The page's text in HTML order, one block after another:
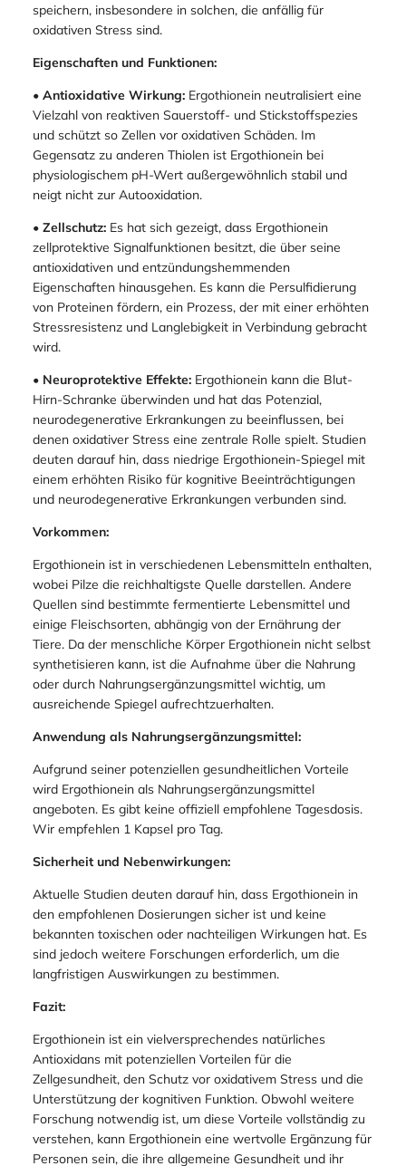
speichern, insbesondere in solchen, die anfällig für
oxidativen Stress sind.
Eigenschaften und Funktionen:
• Antioxidative Wirkung: Ergothionein neutralisiert eine
Vielzahl von reaktiven Sauerstoff- und Stickstoffspezies
und schützt so Zellen vor oxidativen Schäden. Im
Gegensatz zu anderen Thiolen ist Ergothionein bei
physiologischem pH-Wert außergewöhnlich stabil und
neigt nicht zur Autooxidation.
• Zellschutz: Es hat sich gezeigt, dass Ergothionein
zellprotektive Signalfunktionen besitzt, die über seine
antioxidativen und entzündungshemmenden
Eigenschaften hinausgehen. Es kann die Persulfidierung
von Proteinen fördern, ein Prozess, der mit einer erhöhten
Stressresistenz und Langlebigkeit in Verbindung gebracht
wird.
• Neuroprotektive Effekte: Ergothionein kann die Blut-
Hirn-Schranke überwinden und hat das Potenzial,
neurodegenerative Erkrankungen zu beeinflussen, bei
denen oxidativer Stress eine zentrale Rolle spielt. Studien
deuten darauf hin, dass niedrige Ergothionein-Spiegel mit
einem erhöhten Risiko für kognitive Beeinträchtigungen
und neurodegenerative Erkrankungen verbunden sind.
Vorkommen:
Ergothionein ist in verschiedenen Lebensmitteln enthalten,
wobei Pilze die reichhaltigste Quelle darstellen. Andere
Quellen sind bestimmte fermentierte Lebensmittel und
einige Fleischsorten, abhängig von der Ernährung der
Tiere. Da der menschliche Körper Ergothionein nicht selbst
synthetisieren kann, ist die Aufnahme über die Nahrung
oder durch Nahrungsergänzungsmittel wichtig, um
ausreichende Spiegel aufrechtzuerhalten.
Anwendung als Nahrungsergänzungsmittel:
Aufgrund seiner potenziellen gesundheitlichen Vorteile
wird Ergothionein als Nahrungsergänzungsmittel
angeboten. Es gibt keine offiziell empfohlene Tagesdosis.
Wir empfehlen 1 Kapsel pro Tag.
Sicherheit und Nebenwirkungen:
Aktuelle Studien deuten darauf hin, dass Ergothionein in
den empfohlenen Dosierungen sicher ist und keine
bekannten toxischen oder nachteiligen Wirkungen hat. Es
sind jedoch weitere Forschungen erforderlich, um die
langfristigen Auswirkungen zu bestimmen.
Fazit:
Ergothionein ist ein vielversprechendes natürliches
Antioxidans mit potenziellen Vorteilen für die
Zellgesundheit, den Schutz vor oxidativem Stress und die
Unterstützung der kognitiven Funktion. Obwohl weitere
Forschung notwendig ist, um diese Vorteile vollständig zu
verstehen, kann Ergothionein eine wertvolle Ergänzung für
Personen sein, die ihre allgemeine Gesundheit und ihr